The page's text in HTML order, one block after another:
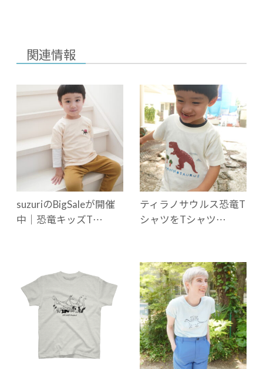
関連情報
suzuriのBigSaleが開催
中｜恐竜キッズT…
ティラノサウルス恐竜T
シャツをTシャツ…